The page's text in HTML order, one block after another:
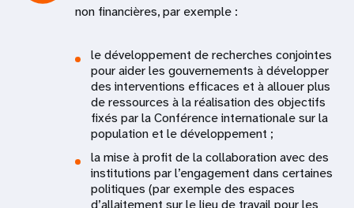
non financières, par exemple :
le développement de recherches conjointes
pour aider les gouvernements à développer
des interventions efficaces et à allouer plus
de ressources à la réalisation des objectifs
fixés par la Conférence internationale sur la
population et le développement ;
la mise à profit de la collaboration avec des
institutions par l’engagement dans certaines
politiques (par exemple des espaces
d’allaitement sur le lieu de travail pour les